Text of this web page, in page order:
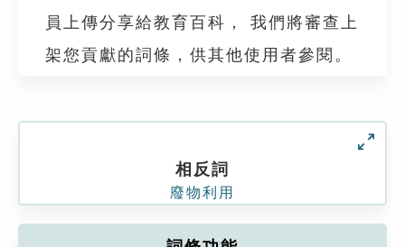
員上傳分享給教育百科， 我們將審查上
架您貢獻的詞條，供其他使用者參閱。
相反詞
廢物利用